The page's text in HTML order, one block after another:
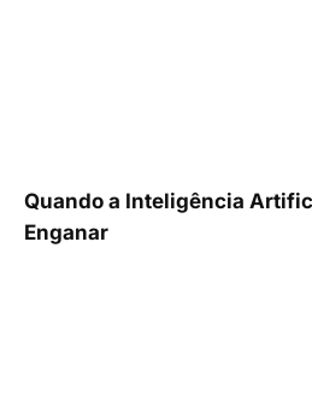
Quando a Inteligência
Enganar